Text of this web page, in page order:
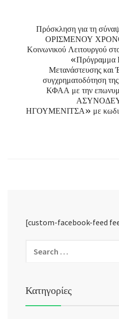
Πρόσκληση για τη
ΟΡΙΣΜΕΝΟΥ
Κοινωνικού Λειτουργού
«Πρόγραμμα
Μετανάστευσης
συγχρηματοδότηση
ΚΦΑΑ με την
ΗΓΟΥΜΕΝΙΤΣΑ» με
[custom-facebook-feed
Κατηγορίες